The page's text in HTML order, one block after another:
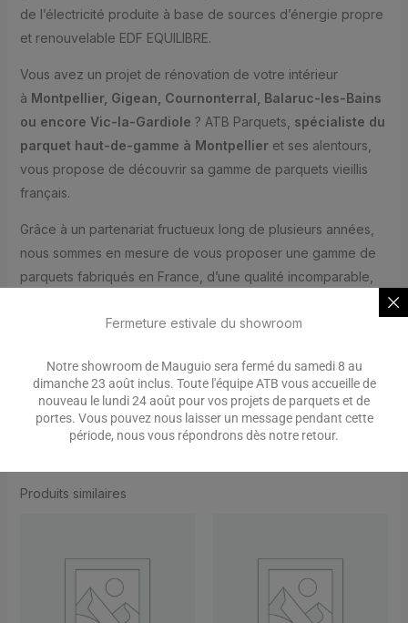
de l’électricité produite à base de sources d’énergie propre
et renouvelable EDF EQUILIBRE.
Vous avez un projet de rénovation de votre intérieur
à Montpellier, Gigean, Cournonterral, Balaruc-les-Bains
ou encore Vic-la-Gardiole ? ATB Parquets, spécialiste du
parquet haut-de-gamme à Montpellieret ses alentours,
vous propose de découvrir sa gamme de parquets vieillis
français.
Grâce à un partenariat fructueux long de plusieurs années,
nous sommes en mesure de vous proposer une gamme de
parquets fabriqués en France, d’une qualité incomparable,
ATB Parquets à Montpellier, vous faites le
disponible pour donner vie à vos projets ! N’hésitez pas à
nous solliciter pour une demande dedevisgratuite et sans
engagements.
Produits similaires
Fermeture estivale du showroom
Notre showroom de Mauguio sera fermé du samedi 8 au
dimanche 23 août inclus. Toute l'équipe ATB vous accueille de
nouveau le lundi 24 août pour vos projets de parquets et de
portes. Vous pouvez nous laisser un message pendant cette
période, nous vous répondrons dès notre retour.